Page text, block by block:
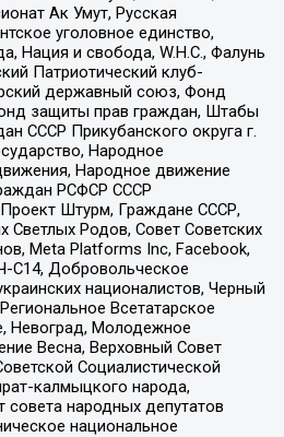
Ак Умут, Русская
уголовное единство,
Нация и свобода, W.H.С., Фалунь
Патриотический клуб-
державный союз, Фонд
защиты прав граждан, Штабы
СССР Прикубанского округа г.
Народное
Народное движение
РСФСР СССР
Штурм, Граждане СССР,
Родов, Совет Советских
Meta Platforms Inc, Facebook,
С14, Добровольческое
националистов, Черный
Всетатарское
Невоград, Молодежное
Весна, Верховный Совет
Социалистической
калмыцкого народа,
совета народных депутатов
национальное